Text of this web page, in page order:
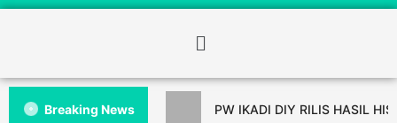
Breaking News PW IKADI DIY RILIS HASIL